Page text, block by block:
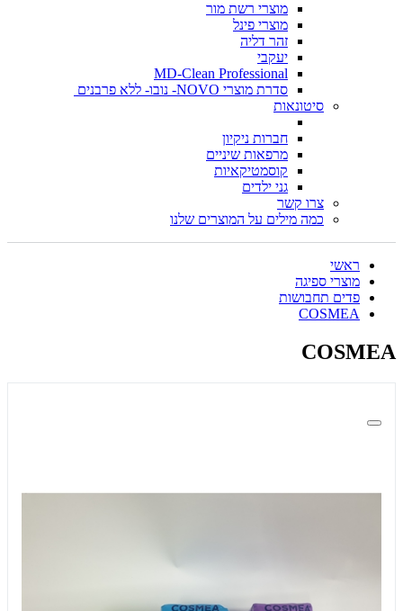
מוצרי רשת מור
מוצרי פינל
זהר דליה
יעקבי
MD-Clean Professional
סדרת מוצרי NOVO- נובו- ללא פרבנים
סיטונאות
חברות ניקיון
מרפאות שיניים
קוסמטיקאיות
גני ילדים
צרו קשר
כמה מילים על המוצרים שלנו
ראשי
מוצרי ספיגה
פדים תחבושות
COSMEA
COSMEA